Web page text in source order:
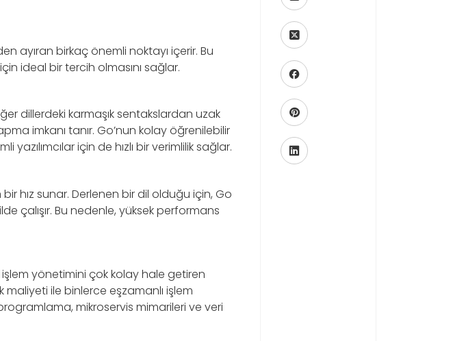
ayıran birkaç önemli noktayı içerir. Bu
ideal bir tercih olmasını sağlar.
dillerdeki karmaşık sentakslardan uzak
imkanı tanır. Go’nun kolay öğrenilebilir
için de hızlı bir verimlilik sağlar.
hız sunar. Derlenen bir dil olduğu için, Go
çalışır. Bu nedenle, yüksek performans
yönetimini çok kolay hale getiren
maliyeti ile binlerce eşzamanlı işlem
mikroservis mimarileri ve veri